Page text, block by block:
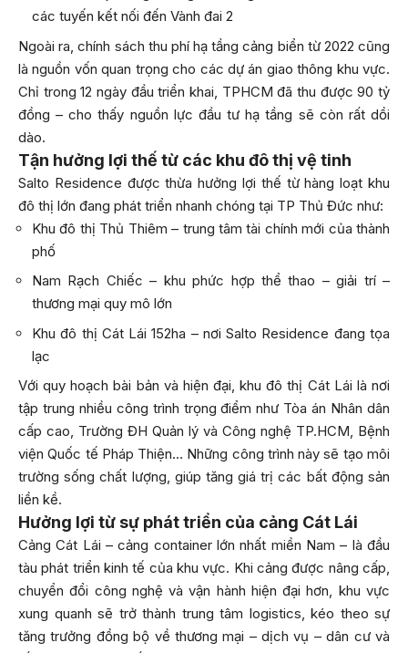
các tuyến kết nối đến Vành đai 2
Ngoài ra, chính sách thu phí hạ tầng cảng biển từ 2022 cũng
là nguồn vốn quan trọng cho các dự án giao thông khu vực.
Chỉ trong 12 ngày đầu triển khai, TPHCM đã thu được 90 tỷ
đồng – cho thấy nguồn lực đầu tư hạ tầng sẽ còn rất dồi
dào.
Tận hưởng lợi thế từ các khu đô thị vệ tinh
Salto Residence được thừa hưởng lợi thế từ hàng loạt khu
đô thị lớn đang phát triển nhanh chóng tại TP Thủ Đức như:
Khu đô thị Thủ Thiêm – trung tâm tài chính mới của thành
phố
Nam Rạch Chiếc – khu phức hợp thể thao – giải trí –
thương mại quy mô lớn
Khu đô thị Cát Lái 152ha – nơi Salto Residence đang tọa
lạc
Với quy hoạch bài bản và hiện đại, khu đô thị Cát Lái là nơi
tập trung nhiều công trình trọng điểm như Tòa án Nhân dân
cấp cao, Trường ĐH Quản lý và Công nghệ TP.HCM, Bệnh
viện Quốc tế Pháp Thiện… Những công trình này sẽ tạo môi
trường sống chất lượng, giúp tăng giá trị các bất động sản
liền kề.
Hưởng lợi từ sự phát triển của cảng Cát Lái
Cảng Cát Lái – cảng container lớn nhất miền Nam – là đầu
tàu phát triển kinh tế của khu vực. Khi cảng được nâng cấp,
chuyển đổi công nghệ và vận hành hiện đại hơn, khu vực
xung quanh sẽ trở thành trung tâm logistics, kéo theo sự
tăng trưởng đồng bộ về thương mại – dịch vụ – dân cư và